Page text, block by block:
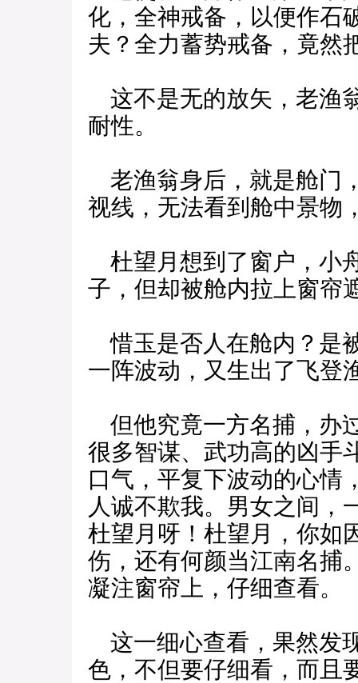
化，全神戒备，以便作石
夫？全力蓄势戒备，竟然
这不是无的放矢，老渔
耐性。
老渔翁身后，就是舱门
视线，无法看到舱中景物
杜望月想到了窗户，小
子，但却被舱内拉上窗帘
惜玉是否人在舱内？是
一阵波动，又生出了飞登
但他究竟一方名捕，办
很多智谋、武功高的凶手
口气，平复下波动的心情
人诚不欺我。男女之间，
杜望月呀！杜望月，你如
伤，还有何颜当江南名捕
凝注窗帘上，仔细查看。
这一细心查看，果然发
色，不但要仔细看，而且